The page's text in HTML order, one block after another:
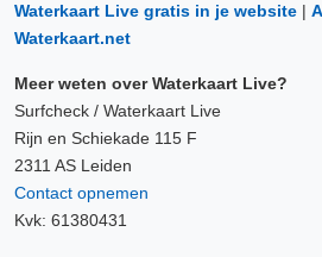
Waterkaart Live gratis in je website |
Waterkaart.net
Meer weten over Waterkaart Live?
Surfcheck / Waterkaart Live
Rijn en Schiekade 115 F
2311 AS Leiden
Contact opnemen
Kvk: 61380431